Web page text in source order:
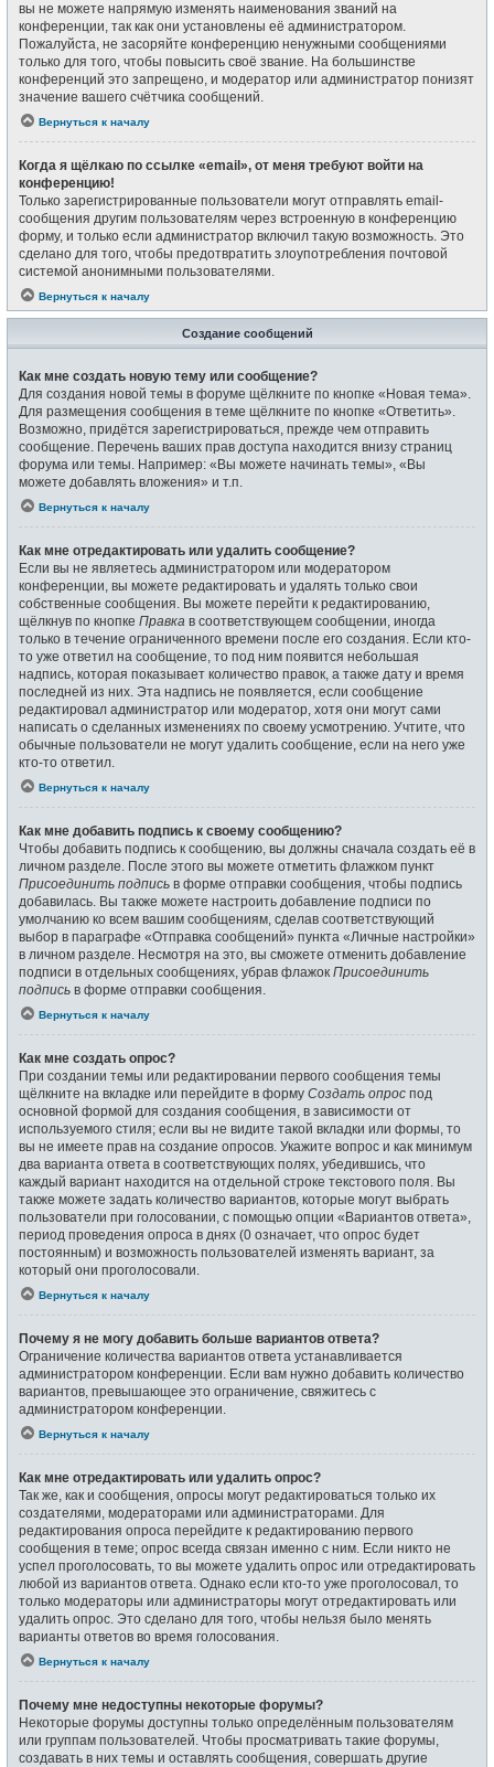
вы не можете напрямую изменять наименования званий на
конференции, так как они установлены её администратором.
Пожалуйста, не засоряйте конференцию ненужными сообщениями
только для того, чтобы повысить своё звание. На большинстве
конференций это запрещено, и модератор или администратор понизят
значение вашего счётчика сообщений.
Вернуться к началу
Когда я щёлкаю по ссылке «email», от меня требуют войти на
конференцию!
Только зарегистрированные пользователи могут отправлять email-
сообщения другим пользователям через встроенную в конференцию
форму, и только если администратор включил такую возможность. Это
сделано для того, чтобы предотвратить злоупотребления почтовой
системой анонимными пользователями.
Вернуться к началу
Создание сообщений
Как мне создать новую тему или сообщение?
Для создания новой темы в форуме щёлкните по кнопке «Новая тема».
Для размещения сообщения в теме щёлкните по кнопке «Ответить».
Возможно, придётся зарегистрироваться, прежде чем отправить
сообщение. Перечень ваших прав доступа находится внизу страниц
форума или темы. Например: «Вы можете начинать темы», «Вы
можете добавлять вложения» и т.п.
Вернуться к началу
Как мне отредактировать или удалить сообщение?
Если вы не являетесь администратором или модератором
конференции, вы можете редактировать и удалять только свои
собственные сообщения. Вы можете перейти к редактированию,
щёлкнув по кнопке Правка в соответствующем сообщении, иногда
только в течение ограниченного времени после его создания. Если кто-
то уже ответил на сообщение, то под ним появится небольшая
надпись, которая показывает количество правок, а также дату и время
последней из них. Эта надпись не появляется, если сообщение
редактировал администратор или модератор, хотя они могут сами
написать о сделанных изменениях по своему усмотрению. Учтите, что
обычные пользователи не могут удалить сообщение, если на него уже
кто-то ответил.
Вернуться к началу
Как мне добавить подпись к своему сообщению?
Чтобы добавить подпись к сообщению, вы должны сначала создать её в
личном разделе. После этого вы можете отметить флажком пункт
Присоединить подпись в форме отправки сообщения, чтобы подпись
добавилась. Вы также можете настроить добавление подписи по
умолчанию ко всем вашим сообщениям, сделав соответствующий
выбор в параграфе «Отправка сообщений» пункта «Личные настройки»
в личном разделе. Несмотря на это, вы сможете отменить добавление
подписи в отдельных сообщениях, убрав флажок Присоединить
подпись в форме отправки сообщения.
Вернуться к началу
Как мне создать опрос?
При создании темы или редактировании первого сообщения темы
щёлкните на вкладке или перейдите в форму Создать опрос под
основной формой для создания сообщения, в зависимости от
используемого стиля; если вы не видите такой вкладки или формы, то
вы не имеете прав на создание опросов. Укажите вопрос и как минимум
два варианта ответа в соответствующих полях, убедившись, что
каждый вариант находится на отдельной строке текстового поля. Вы
также можете задать количество вариантов, которые могут выбрать
пользователи при голосовании, с помощью опции «Вариантов ответа»,
период проведения опроса в днях (0 означает, что опрос будет
постоянным) и возможность пользователей изменять вариант, за
который они проголосовали.
Вернуться к началу
Почему я не могу добавить больше вариантов ответа?
Ограничение количества вариантов ответа устанавливается
администратором конференции. Если вам нужно добавить количество
вариантов, превышающее это ограничение, свяжитесь с
администратором конференции.
Вернуться к началу
Как мне отредактировать или удалить опрос?
Так же, как и сообщения, опросы могут редактироваться только их
создателями, модераторами или администраторами. Для
редактирования опроса перейдите к редактированию первого
сообщения в теме; опрос всегда связан именно с ним. Если никто не
успел проголосовать, то вы можете удалить опрос или отредактировать
любой из вариантов ответа. Однако если кто-то уже проголосовал, то
только модераторы или администраторы могут отредактировать или
удалить опрос. Это сделано для того, чтобы нельзя было менять
варианты ответов во время голосования.
Вернуться к началу
Почему мне недоступны некоторые форумы?
Некоторые форумы доступны только определённым пользователям
или группам пользователей. Чтобы просматривать такие форумы,
создавать в них темы и оставлять сообщения, совершать другие